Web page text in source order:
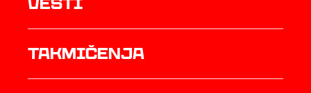
Takmičenja